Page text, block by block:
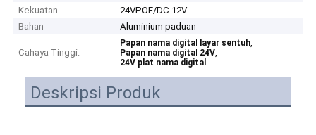
Kekuatan
24VPOE/DC 12V
Bahan
Aluminium paduan
Cahaya Tinggi:
Papan nama digital layar sentuh,
Papan nama digital 24V,
24V plat nama digital
Deskripsi Produk